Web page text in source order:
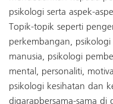
psikologi serta aspek-
Topik-topik seperti
perkembangan,
manusia, psikologi
mental, personaliti,
psikologi kesihatan dan